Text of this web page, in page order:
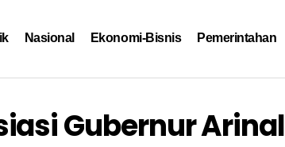
Nasional Ekonomi-Bisnis Pemerintahan
Gubernur Arinal